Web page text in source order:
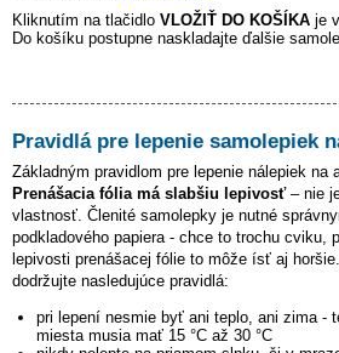
Kliknutím na tlačidlo VLOŽIŤ DO KOŠÍKA je
Do košíku postupne naskladajte ďalšie
Pravidlá pre lepenie samolepiek
Základným pravidlom pre lepenie nálepiek na
Prenášacia fólia má slabšiu lepivosť– nie
vlastnosť. Členité samolepky je nutné
podkladového papiera - chce to trochu cviku,
lepivosti prenášacej fólie to môže ísť aj
dodržujte nasledujúce pravidlá:
pri lepení nesmie byť ani teplo, ani zima -
miesta musia mať 15 °C až 30 °C